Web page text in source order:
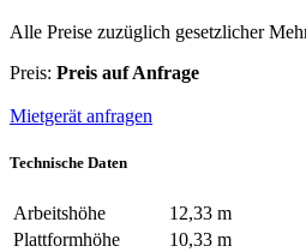
Alle Preise zuzüglich gesetzlicher
Preis: Preis auf Anfrage
Mietgerät anfragen
Technische Daten
Arbeitshöhe
12,33 m
Plattformhöhe
10,33 m